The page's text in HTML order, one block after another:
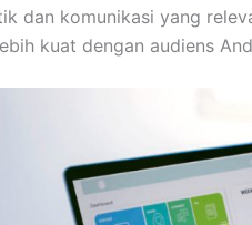
dan komunikasi yang
kuat dengan audiens